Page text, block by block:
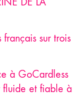
sur trois
à GoCardless
fluide et fiable à